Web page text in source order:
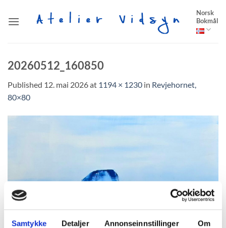
Samtykke Detaljer Annonseinnstillinger Om
Norsk
Bokmål
20260512_160850
Published 12. mai 2026at 1194 × 1230 in Revjehornet,
80×80